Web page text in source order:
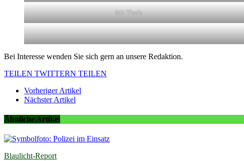
Mit Tisch
Bei Interesse wenden Sie sich gern an unsere Redaktion.
TEILEN TWITTERN TEILEN
Vorheriger Artikel
Nächster Artikel
Ähnliche Artikel
Blaulicht-Report